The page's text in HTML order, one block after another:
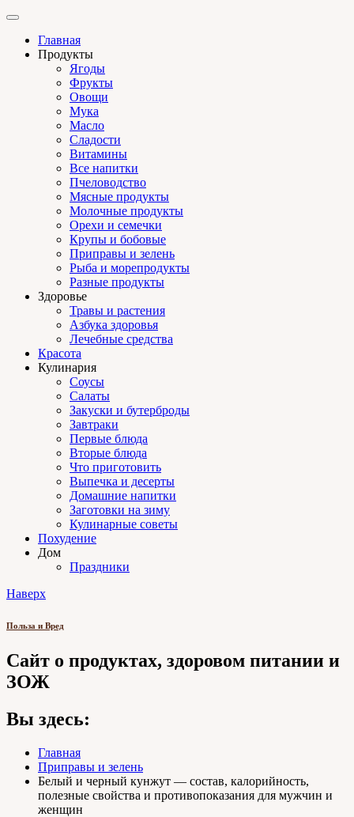
Главная
Продукты
Ягоды
Фрукты
Овощи
Мука
Масло
Сладости
Витамины
Все напитки
Пчеловодство
Мясные продукты
Молочные продукты
Орехи и семечки
Крупы и бобовые
Приправы и зелень
Рыба и морепродукты
Разные продукты
Здоровье
Травы и растения
Азбука здоровья
Лечебные средства
Красота
Кулинария
Соусы
Салаты
Закуски и бутерброды
Завтраки
Первые блюда
Вторые блюда
Что приготовить
Выпечка и десерты
Домашние напитки
Заготовки на зиму
Кулинарные советы
Похудение
Дом
Праздники
Наверх
Польза и Вред
Сайт о продуктах, здоровом питании и
ЗОЖ
Вы здесь:
Главная
Приправы и зелень
Белый и черный кунжут — состав, калорийность,
полезные свойства и противопоказания для мужчин и
женщин